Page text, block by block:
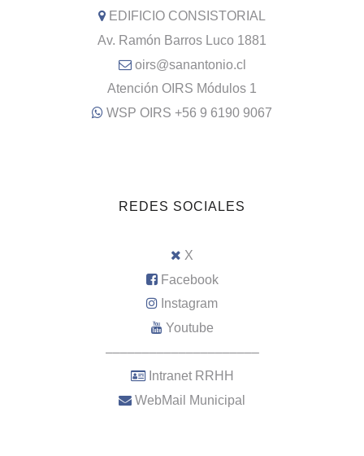
EDIFICIO CONSISTORIAL
Av. Ramón Barros Luco 1881
oirs@sanantonio.cl
Atención OIRS Módulos 1
WSP OIRS +56 9 6190 9067
REDES SOCIALES
X
Facebook
Instagram
Youtube
–––––––––––––––––––––
Intranet RRHH
WebMail Municipal